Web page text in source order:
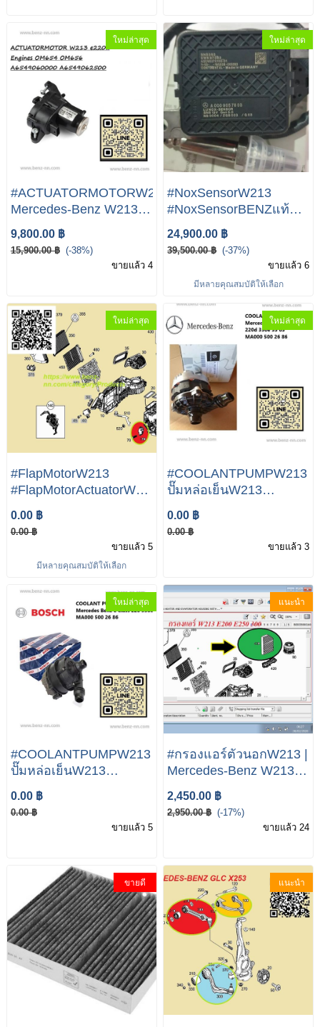
GENUINE
ใหม่ล่าสุด
#ACTUATORMOTORW213
Mercedes-Benz W213
E220d มอเตอร์M55
A654 906 25 00 Bosch
Actuator Fits Mercedes
A6549062500
9,800.00 ฿
15,900.00 ฿ (-38%)
ขายแล้ว 4
ใหม่ล่าสุด
#NoxSensorW213
#NoxSensorBENZแท้
น็อคเซนเซอร์W213 /
NoxSensor mercedes-
benz W213 ครื่องดีเซล
30 09 / A000 905 78 03
24,900.00 ฿
39,500.00 ฿ (-37%)
ขายแล้ว 6
มีหลายคุณสมบัติให้เลือก
ใหม่ล่าสุด
#FlapMotorW213
#FlapMotorActuatorW213
servomotorW213 W222
W217 W245 W205
W169 W238 A169 906
0.00 ฿
0.00 ฿
ขายแล้ว 5
มีหลายคุณสมบัติให้เลือก
ใหม่ล่าสุด
#COOLANTPUMPW213
ปั๊มหล่อเย็นW213
Mercedes Additional
Water Pump For
MERCEDES Mercedes
0.00 ฿
0.00 ฿
ขายแล้ว 3
ใหม่ล่าสุด
#COOLANTPUMPW213
ปั๊มหล่อเย็นW213
Mercedes Additional
Water Pump For
MERCEDES Mercedes
0.00 ฿
0.00 ฿
ขายแล้ว 5
แนะนำ
#กรองแอร์ตัวนอกW213 |
Mercedes-Benz W213
E200 E250 E350 E53
E55 E63
2,450.00 ฿
2,950.00 ฿ (-17%)
ขายแล้ว 24
ขายดี แนะนำ